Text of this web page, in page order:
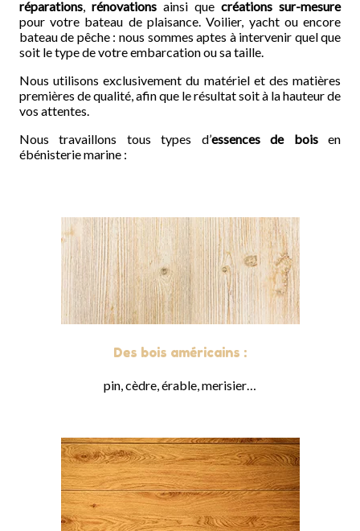
réparations, rénovationsainsi quecréations sur-mesure
pour votre bateau de plaisance. Voilier, yacht ou encore
bateau de pêche : nous sommes aptes à intervenir quel que
soit le type de votre embarcation ou sa taille.
Nous utilisons exclusivement du matériel et des matières
premières de qualité, afin que le résultat soit à la hauteur de
vos attentes.
Nous travaillons tous types d’essences de boisen
ébénisterie marine :
Des bois américains :
pin, cèdre, érable, merisier…